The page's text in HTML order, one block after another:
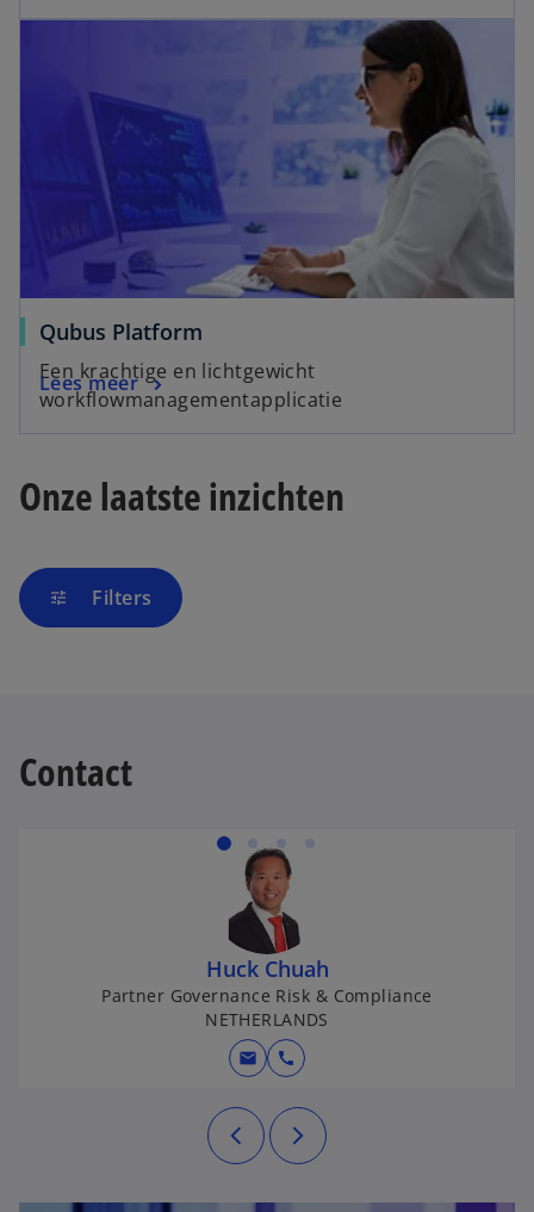
Qubus Platform
Een krachtige en lichtgewicht
workflowmanagementapplicatie
Lees meer
Onze laatste inzichten
tune Filters
Contact
Huck Chuah
Partner Governance Risk & Compliance
NETHERLANDS
mail call